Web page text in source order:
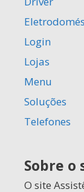
Login
Lojas
Menu
Soluções
Telefones
Sobre o
O site